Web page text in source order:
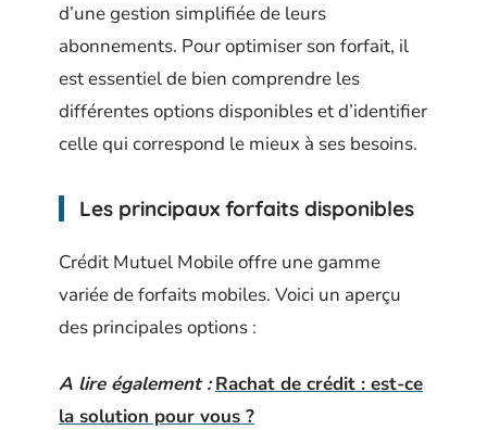
d’une gestion simplifiée de leurs
abonnements. Pour optimiser son forfait, il
est essentiel de bien comprendre les
différentes options disponibles et d’identifier
celle qui correspond le mieux à ses besoins.
Les principaux forfaits disponibles
Crédit Mutuel Mobile offre une gamme
variée de forfaits mobiles. Voici un aperçu
des principales options :
A lire également : Rachat de crédit : est-ce
la solution pour vous ?